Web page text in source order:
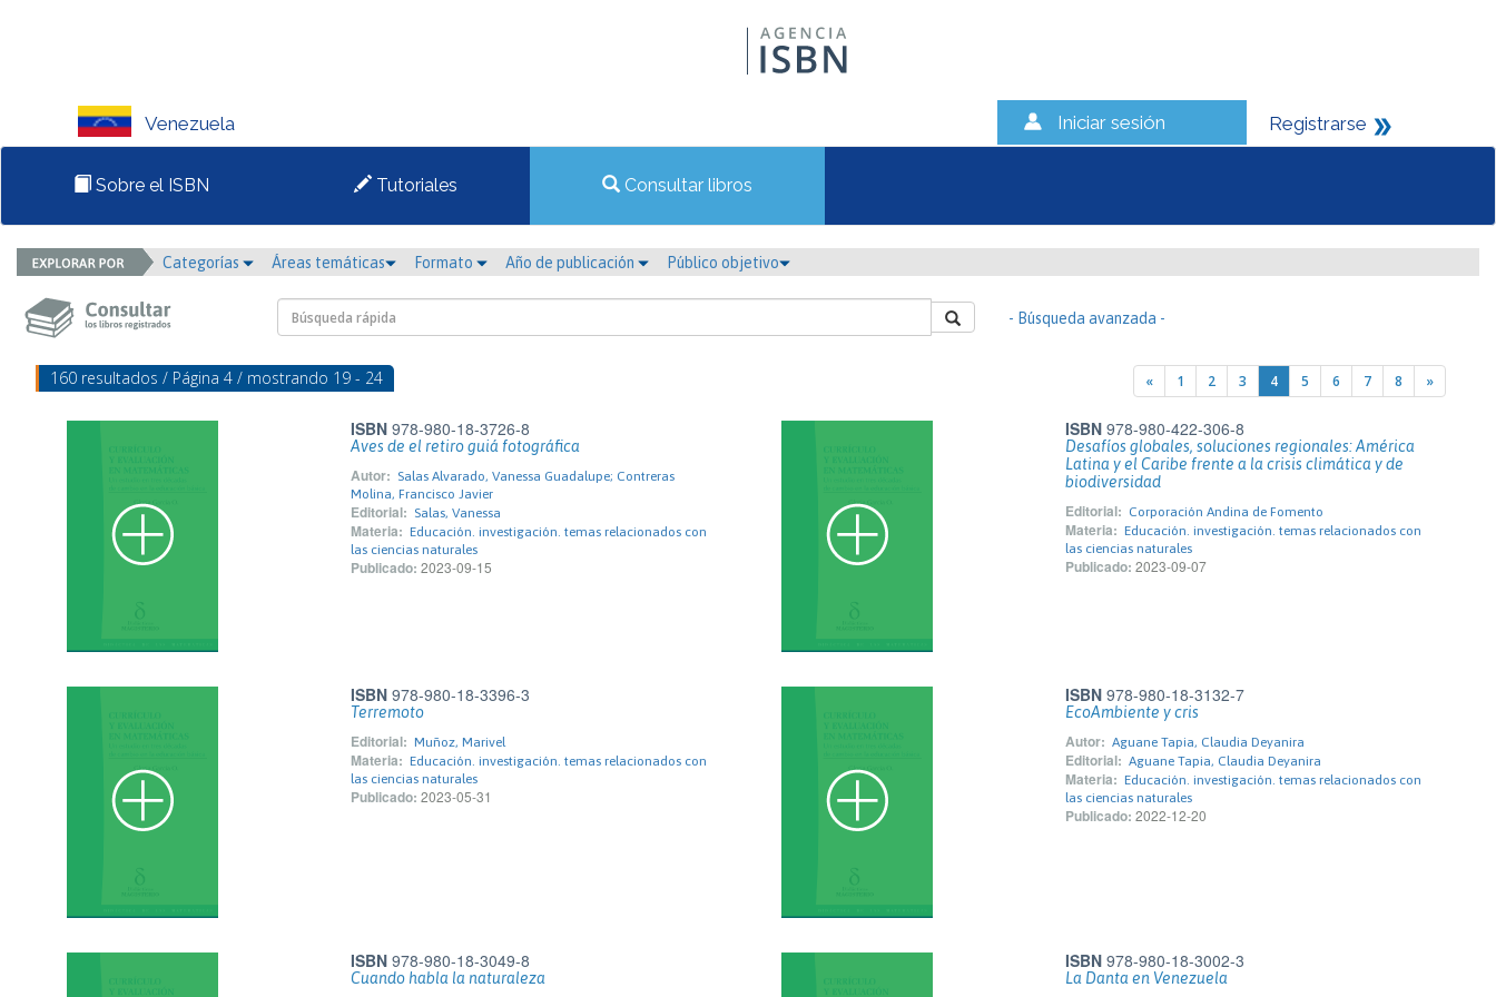
Venezuela Iniciar sesión Registrarse
Sobre el ISBN Tutoriales Consultar libros
Categorías Áreas temáticas Formato Año de publicación Público objetivo
- Búsqueda avanzada -
160 resultados / Página 4 / mostrando 19 - 24 « 1 2 3 4 5 6 7 8 »
ISBN 978-980-18-3726-8
Aves de el retiro guiá fotográfica
Autor: Salas Alvarado, Vanessa Guadalupe; Contreras
Molina, Francisco Javier
Editorial: Salas, Vanessa
Materia: Educación. investigación. temas relacionados con
las ciencias naturales
Publicado: 2023-09-15
ISBN 978-980-422-306-8
Desafíos globales, soluciones regionales: América
Latina y el Caribe frente a la crisis climática y de
biodiversidad
Editorial: Corporación Andina de Fomento
Materia: Educación. investigación. temas relacionados con
las ciencias naturales
Publicado: 2023-09-07
ISBN 978-980-18-3396-3
Terremoto
Editorial: Muñoz, Marivel
Materia: Educación. investigación. temas relacionados con
las ciencias naturales
Publicado: 2023-05-31
ISBN 978-980-18-3132-7
EcoAmbiente y cris
Autor: Aguane Tapia, Claudia Deyanira
Editorial: Aguane Tapia, Claudia Deyanira
Materia: Educación. investigación. temas relacionados con
las ciencias naturales
Publicado: 2022-12-20
ISBN 978-980-18-3049-8
Cuando habla la naturaleza
ISBN 978-980-18-3002-3
La Danta en Venezuela